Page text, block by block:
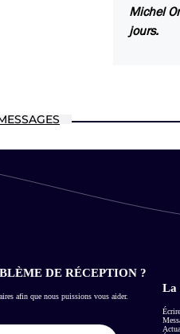
Michel
jours.
DE RÉCEPTION ?
afin que nous puissions vous aider.
La